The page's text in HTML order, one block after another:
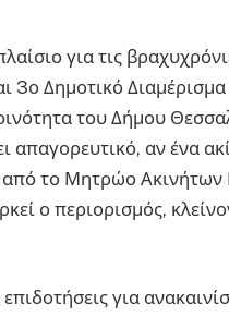
για τις
3ο Δημοτικό
του Δήμου
απαγορευτικό, αν ένα
από το Μητρώο
ο περιορισμός,
για